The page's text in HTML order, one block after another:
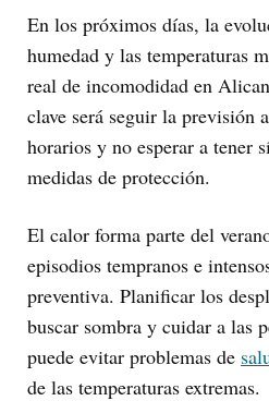
En los próximos días, la
humedad y las temperaturas
real de incomodidad en
clave será seguir la previsión
horarios y no esperar a tener
medidas de protección.
El calor forma parte del
episodios tempranos e
preventiva. Planificar los
buscar sombra y cuidar a las
puede evitar problemas de
de las temperaturas extremas.